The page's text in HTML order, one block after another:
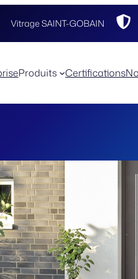
Vitrage SAINT-GOBAIN
Produits Certifications